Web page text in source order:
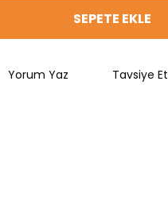
SEPETE EKLE
Yorum Yaz Tavsiye Et